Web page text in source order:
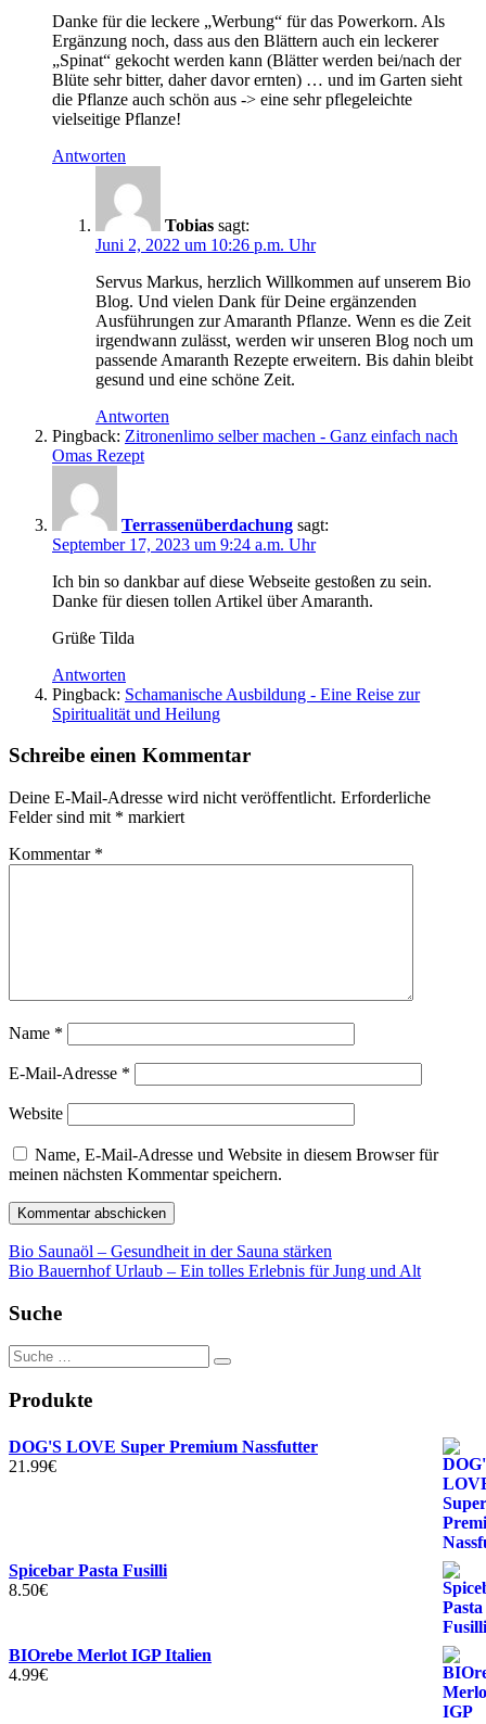
Danke für die leckere „Werbung“ für das Powerkorn. Als
Ergänzung noch, dass aus den Blättern auch ein leckerer
„Spinat“ gekocht werden kann (Blätter werden bei/nach der
Blüte sehr bitter, daher davor ernten) … und im Garten sieht
die Pflanze auch schön aus -> eine sehr pflegeleichte
vielseitige Pflanze!
Antworten
Tobias sagt:
Juni 2, 2022 um 10:26 p.m. Uhr
Servus Markus, herzlich Willkommen auf unserem Bio
Blog. Und vielen Dank für Deine ergänzenden
Ausführungen zur Amaranth Pflanze. Wenn es die Zeit
irgendwann zulässt, werden wir unseren Blog noch um
passende Amaranth Rezepte erweitern. Bis dahin bleibt
gesund und eine schöne Zeit.
Antworten
Pingback: Zitronenlimo selber machen - Ganz einfach nach
Omas Rezept
Terrassenüberdachung sagt:
September 17, 2023 um 9:24 a.m. Uhr
Ich bin so dankbar auf diese Webseite gestoßen zu sein.
Danke für diesen tollen Artikel über Amaranth.
Grüße Tilda
Antworten
Pingback: Schamanische Ausbildung - Eine Reise zur
Spiritualität und Heilung
Schreibe einen Kommentar
Deine E-Mail-Adresse wird nicht veröffentlicht. Erforderliche
Felder sind mit * markiert
Kommentar *
Name *
E-Mail-Adresse *
Website
Name, E-Mail-Adresse und Website in diesem Browser für
meinen nächsten Kommentar speichern.
Beitragsnavigation
Bio Saunaöl – Gesundheit in der Sauna stärken
Bio Bauernhof Urlaub – Ein tolles Erlebnis für Jung und Alt
Suche
Suche
nach:
Produkte
DOG'S LOVE Super Premium Nassfutter
21.99€
Spicebar Pasta Fusilli
8.50€
BIOrebe Merlot IGP Italien
4.99€